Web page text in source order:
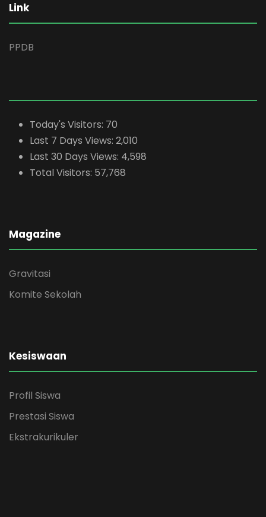
Link
PPDB
Today's Visitors: 70
Last 7 Days Views: 2,010
Last 30 Days Views: 4,598
Total Visitors: 57,768
Magazine
Gravitasi
Komite Sekolah
Kesiswaan
Profil Siswa
Prestasi Siswa
Ekstrakurikuler